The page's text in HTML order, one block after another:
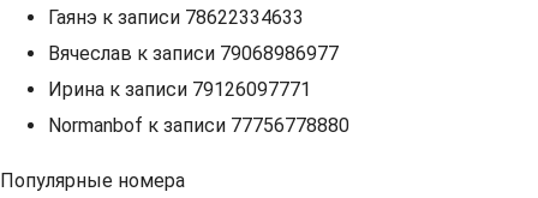
Гаянэ к записи 78622334633
Вячеслав к записи 79068986977
Ирина к записи 79126097771
Normanbof к записи 77756778880
Популярные номера